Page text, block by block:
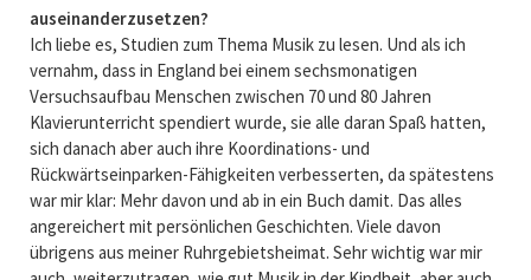
auseinanderzusetzen?
Ich liebe es, Studien zum Thema Musik zu lesen. Und als ich
vernahm, dass in England bei einem sechsmonatigen
Versuchsaufbau Menschen zwischen 70 und 80 Jahren
Klavierunterricht spendiert wurde, sie alle daran Spaß hatten,
sich danach aber auch ihre Koordinations- und
Rückwärtseinparken-Fähigkeiten verbesserten, da spätestens
war mir klar: Mehr davon und ab in ein Buch damit. Das alles
angereichert mit persönlichen Geschichten. Viele davon
übrigens aus meiner Ruhrgebietsheimat. Sehr wichtig war mir